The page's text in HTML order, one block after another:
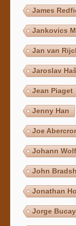
James
Jankovics
Jan van
Jaroslav
Jean Piaget
Jenny Han
Joe
Johann
John
Jonathan
Jorge Bucay